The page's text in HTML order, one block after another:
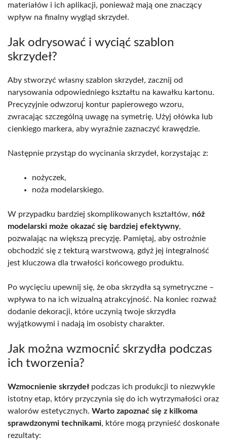
materiałów i ich aplikacji, ponieważ mają one znaczący
wpływ na finalny wygląd skrzydeł.
Jak odrysować i wyciąć szablon
skrzydeł?
Aby stworzyć własny szablon skrzydeł, zacznij od
narysowania odpowiedniego kształtu na kawałku kartonu.
Precyzyjnie odwzoruj kontur papierowego wzoru,
zwracając szczególną uwagę na symetrię. Użyj ołówka lub
cienkiego markera, aby wyraźnie zaznaczyć krawędzie.
Następnie przystąp do wycinania skrzydeł, korzystając z:
nożyczek,
noża modelarskiego.
W przypadku bardziej skomplikowanych kształtów, nóż
modelarski może okazać się bardziej efektywny,
pozwalając na większą precyzję. Pamiętaj, aby ostrożnie
obchodzić się z tekturą warstwową, gdyż jej integralność
jest kluczowa dla trwałości końcowego produktu.
Po wycięciu upewnij się, że oba skrzydła są symetryczne –
wpływa to na ich wizualną atrakcyjność. Na koniec rozważ
dodanie dekoracji, które uczynią twoje skrzydła
wyjątkowymi i nadają im osobisty charakter.
Jak można wzmocnić skrzydła podczas
ich tworzenia?
Wzmocnienie skrzydeł podczas ich produkcji to niezwykle
istotny etap, który przyczynia się do ich wytrzymałości oraz
walorów estetycznych. Warto zapoznać się z kilkoma
sprawdzonymi technikami, które mogą przynieść doskonałe
rezultaty: